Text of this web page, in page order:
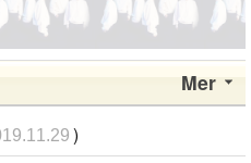
Mer
)